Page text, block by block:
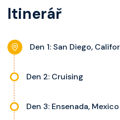
kajuty.
nastavitelnou klimatizaci,
noční stolky, trezor a balkon s
výhledem, velikost kajuty a
Itinerář
Den 1: San Diego,
Den 2: Cruising
Den 3: Ensenada, Mexico